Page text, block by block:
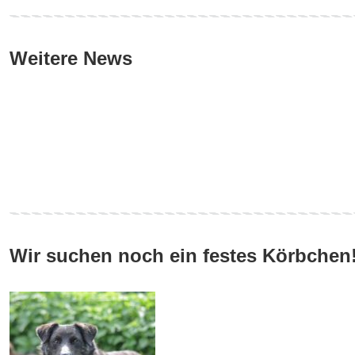
Weitere News
Wir suchen noch ein festes